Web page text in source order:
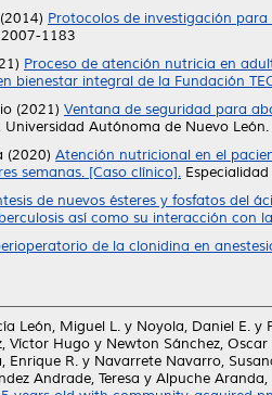
(2014) Protocolos de investigación
2007-1183
Proceso de atención nutricia en
bienestar integral de la Fundación
(2021) Ventana de seguridad para
Universidad Autónoma de Nuevo León.
(2020) Atención nutricional en el
semanas. [Caso clínico].
de nuevos ésteres y fosfatos del
así como su interacción con
de la clonidina en
León, Miguel L. y Noyola, Daniel E. y
Víctor Hugo y Newton Sánchez, Oscar
Enrique R. y Navarrete Navarro,
Andrade, Teresa y Alpuche Aranda,